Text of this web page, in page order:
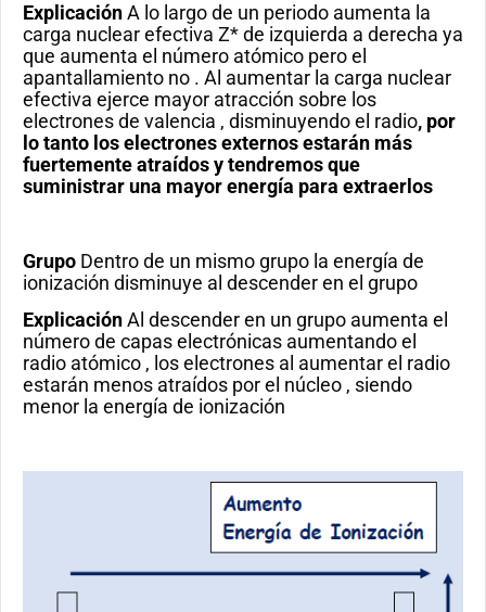
ExplicaciónA lo largo de un periodo aumenta la
carga nuclear efectiva Z* de izquierda a derecha ya
que aumenta el número atómico pero el
apantallamiento no . Al aumentar la carga nuclear
efectiva ejerce mayor atracción sobre los
electrones de valencia , disminuyendo el radio, por
lo tanto los electrones externos estarán más
fuertemente atraídos y tendremos que
suministrar una mayor energía para extraerlos
Grupo Dentro de un mismo grupo la energía de
ionización disminuye al descender en el grupo
ExplicaciónAl descender en un grupo aumenta el
número de capas electrónicas aumentando el
radio atómico , los electrones al aumentar el radio
estarán menos atraídos por el núcleo , siendo
menor la energía de ionización